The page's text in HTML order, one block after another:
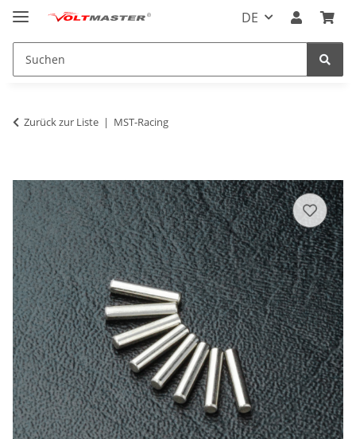
DE
Zurück zur Liste MST-Racing